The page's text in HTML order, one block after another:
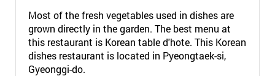
Most of the fresh vegetables used in dishes are
grown directly in the garden. The best menu at
this restaurant is Korean table d'hote. This Korean
dishes restaurant is located in Pyeongtaek-si,
Gyeonggi-do.